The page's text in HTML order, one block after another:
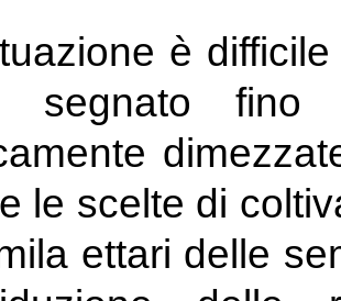
è
segnato fino
le scelte di
ettari delle